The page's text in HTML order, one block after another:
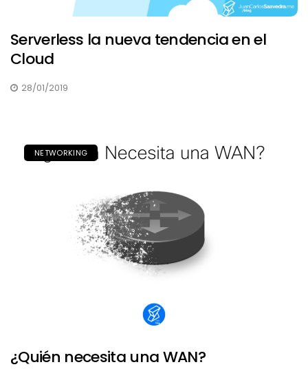
Serverless la nueva tendencia en el
Cloud
28/01/2019
NETWORKING
¿Quién necesita una WAN?